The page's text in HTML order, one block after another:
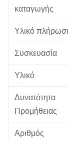
καταγωγής
Υλικό
Συσκευασία
Υλικό
Δυνατότητα
Προμήθειας
Αριθμός